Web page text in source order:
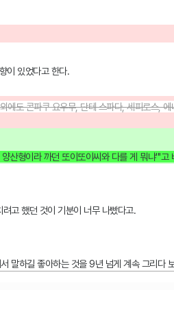
이 있었다고 한다.
에도 콘파쿠 요우무, 단테 스파다, 세피로스,
산형이라 까던 또이또이씨와 다를 게 뭐냐'''고
고 했던 것이 기분이 너무 나빴다고.
말하길 좋아하는 것을 9년 넘게 계속 그리다